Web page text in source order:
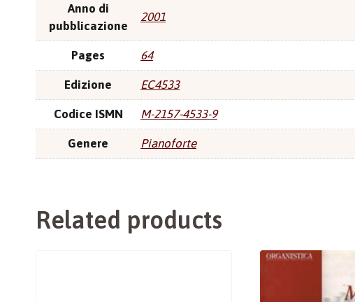
Anno di
pubblicazione
2001
Pages 64
Edizione EC4533
Codice ISMN M-2157-4533-9
Genere Pianoforte
Related products